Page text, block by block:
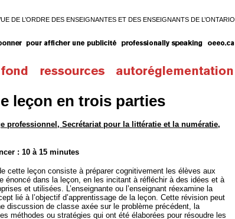
DE L’ORDRE DES ENSEIGNANTES ET DES ENSEIGNANTS DE L’ONTARIO
leçon en trois parties
professionnel, Secrétariat pour la littératie et la numératie,
: 10 à 15 minutes
cette leçon consiste à préparer cognitivement les élèves aux
énoncé dans la leçon, en les incitant à réfléchir à des idées et à
et utilisées. L’enseignante ou l’enseignant réexamine la
lié à l’objectif d’apprentissage de la leçon. Cette révision peut
discussion de classe axée sur le problème précédent, la
méthodes ou stratégies qui ont été élaborées pour résoudre les